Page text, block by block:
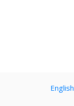
English